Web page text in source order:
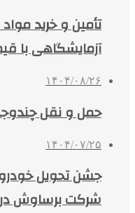
تأمین و خرید
آزمایشگاهی با
۱۴۰۴/۰۸/۲۶
حمل و نقل
۱۴۰۴/۰۷/۲۵
جشن تحویل
شرکت برساوش در